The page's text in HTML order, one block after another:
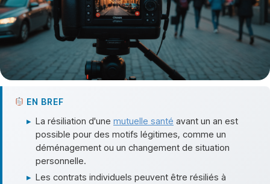
EN BREF
▸ La résiliation d'une mutuelle santé avant un an est
possible pour des motifs légitimes, comme un
déménagement ou un changement de situation
personnelle.
▸ Les contrats individuels peuvent être résiliés à